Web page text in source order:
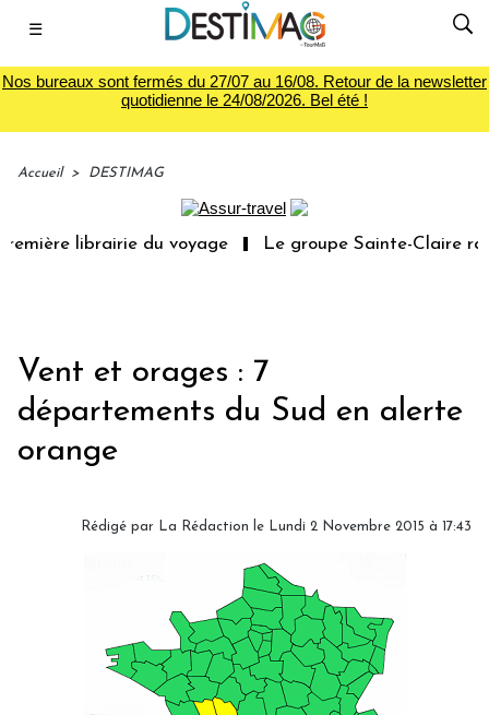
☰
Nos bureaux sont fermés du 27/07 au 16/08. Retour de la newsletter
quotidienne le 24/08/2026. Bel été !
Accueil > DESTIMAG
librairie du voyage Le groupe Sainte-Claire
Vent et orages : 7
départements du Sud en alerte
orange
Rédigé par La Rédaction le Lundi 2 Novembre 2015 à 17:43